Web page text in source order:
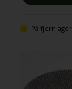
På fjernlager